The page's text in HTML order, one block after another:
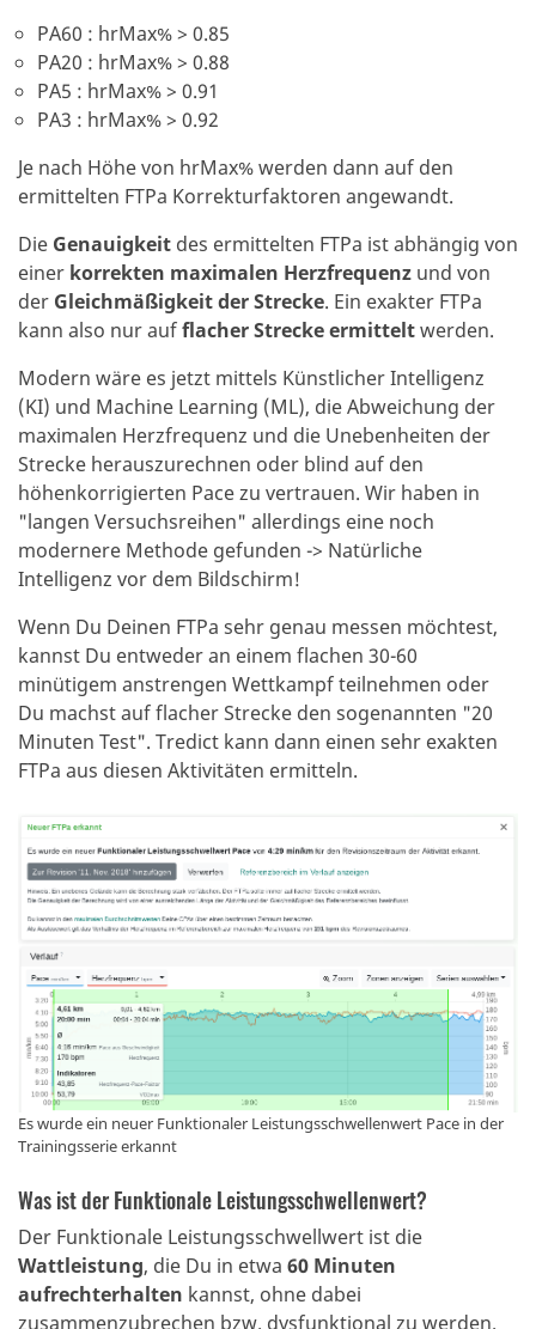
PA60 : hrMax% > 0.85
PA20 : hrMax% > 0.88
PA5 : hrMax% > 0.91
PA3 : hrMax% > 0.92
Je nach Höhe von hrMax% werden dann auf den
ermittelten FTPa Korrekturfaktoren angewandt.
Die Genauigkeit des ermittelten FTPa ist abhängig von
einer korrekten maximalen Herzfrequenz und von
der Gleichmäßigkeit der Strecke. Ein exakter FTPa
kann also nur aufflacher Strecke ermitteltwerden.
Modern wäre es jetzt mittels Künstlicher Intelligenz
(KI) und Machine Learning (ML), die Abweichung der
maximalen Herzfrequenz und die Unebenheiten der
Strecke herauszurechnen oder blind auf den
höhenkorrigierten Pace zu vertrauen. Wir haben in
"langen Versuchsreihen" allerdings eine noch
modernere Methode gefunden -> Natürliche
Intelligenz vor dem Bildschirm!
Wenn Du Deinen FTPa sehr genau messen möchtest,
kannst Du entweder an einem flachen 30-60
minütigem anstrengen Wettkampf teilnehmen oder
Du machst auf flacher Strecke den sogenannten "20
Minuten Test". Tredict kann dann einen sehr exakten
FTPa aus diesen Aktivitäten ermitteln.
Es wurde ein neuer Funktionaler Leistungsschwellenwert Pace in der
Trainingsserie erkannt
Was ist der Funktionale Leistungsschwellenwert?
Der Funktionale Leistungsschwellwert ist die
Wattleistung, die Du in etwa 60 Minuten
aufrechterhalten kannst, ohne dabei
zusammenzubrechen bzw. dysfunktional zu werden.